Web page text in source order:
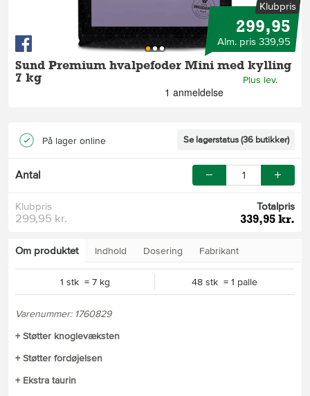
Sund Premium hvalpefoder Mini med kylling
7 kg
Plus lev.
Klubpris
299,95
Alm. pris 339,95
På lager online Se lagerstatus (36 butikker)
Antal
Klubpris
299,95 kr.
Totalpris
339,95 kr.
Om produktet Indhold Dosering Fabrikant
1 stk = 7 kg 48 stk = 1 palle
Varenummer: 1760829
+ Støtter knoglevæksten
+ Støtter fordøjelsen
+ Ekstra taurin